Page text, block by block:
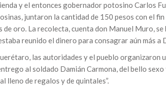
y el entonces gobernador potosino Carlos
juntaron la cantidad de 150 pesos con el fin
oro. La recolecta, cuenta don Manuel Muro, se
reunido el dinero para consagrar aún más a
las autoridades y el pueblo organizaron
al soldado Damián Carmona, del bello sexo
lleno de regalos y de quintales”.